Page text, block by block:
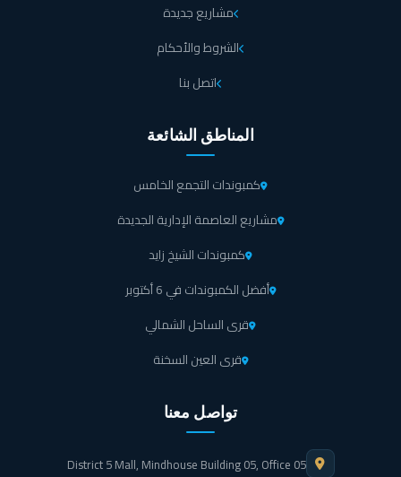
مشاريع جديدة
الشروط والأحكام
اتصل بنا
المناطق الشائعة
كمبوندات التجمع الخامس
مشاريع العاصمة الإدارية الجديدة
كمبوندات الشيخ زايد
أفضل الكمبوندات في 6 أكتوبر
قرى الساحل الشمالي
قرى العين السخنة
تواصل معنا
District 5 Mall, Mindhouse Building 05, Office 05